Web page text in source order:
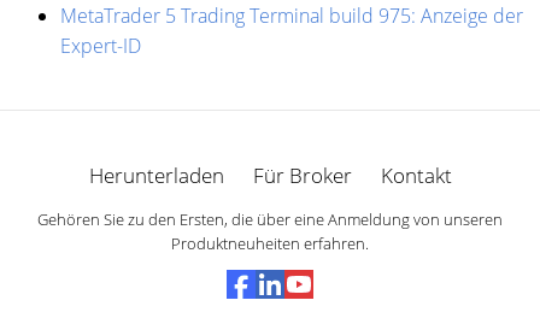
MetaTrader 5 Trading Terminal build 975: Anzeige der
Expert-ID
Herunterladen Für Broker Kontakt
Gehören Sie zu den Ersten, die über eine Anmeldung von unseren
Produktneuheiten erfahren.